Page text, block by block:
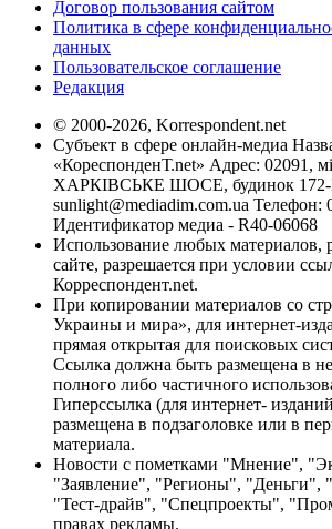
Договор пользования сайтом
Политика в сфере
данных
Пользовательское соглашение
Редакция
© 2000-2026, Korrespondent.net
Субъект в сфере онлайн-медиа
«КореспонденТ.net» Адрес: 02091,
ХАРКІВСЬКЕ ШОСЕ, будинок 172-
sunlight@mediadim.com.ua Телефон:
Идентификатор медиа - R40-06068
Использование любых материалов,
сайте, разрешается при условии
Корреспондент.net.
При копировании материалов со
Украины и мира», для интернет-
прямая открытая для поисковых
Ссылка должна быть размещена в
полного либо частичного
Гиперссылка (для интернет-
размещена в подзаголовке или в
материала.
Новости с пометками "Мнение",
"Заявление", "Регионы", "Деньги",
"Тест-драйв", "Спецпроекты",
правах рекламы.